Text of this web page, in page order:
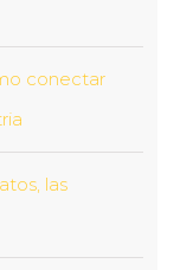
conectar
las